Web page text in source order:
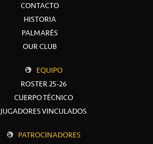
CONTACTO
HISTORIA
PALMARÉS
OUR CLUB
EQUIPO
ROSTER 25-26
CUERPO TÉCNICO
JUGADORES VINCULADOS
PATROCINADORES